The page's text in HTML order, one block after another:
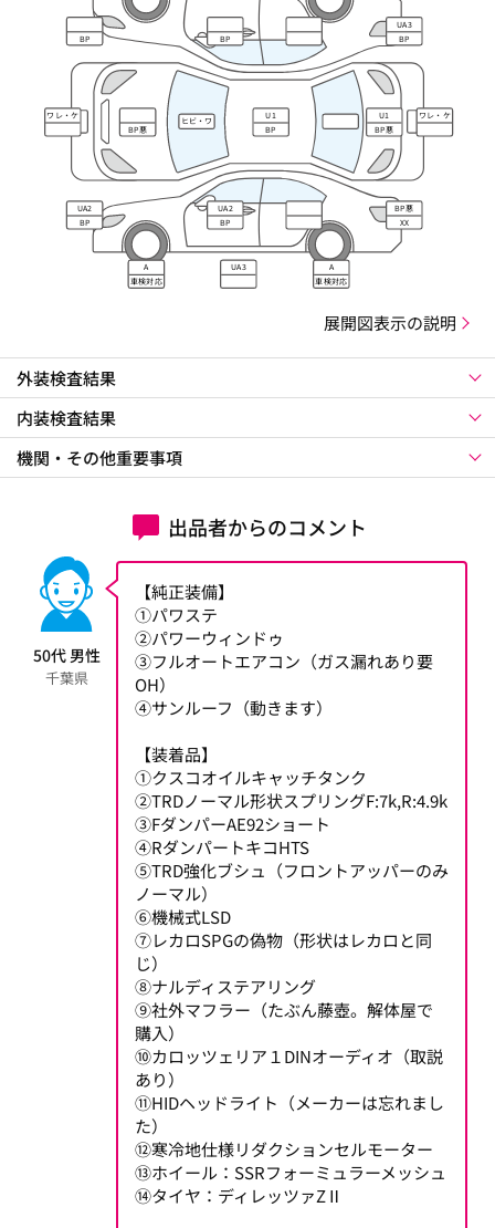
BP BP
UA3
BP
ワレ・ケ
ズレ BP悪
ヒビ・ワ
レ・キズ
U1
BP
U1
BP悪
ワレ・ケ
ズレ
UA2
BP
UA2
BP
BP悪
XX
A
車検対応
UA3
A
車検対応
展開図表示の説明
外装検査結果
内装検査結果
機関・その他重要事項
出品者からのコメント
50代 男性
千葉県
【純正装備】
①パワステ
②パワーウィンドゥ
③フルオートエアコン（ガス漏れあり要
OH）
④サンルーフ（動きます）
【装着品】
①クスコオイルキャッチタンク
②TRDノーマル形状スプリングF:7k,R:4.9k
③FダンパーAE92ショート
④RダンパートキコHTS
⑤TRD強化ブシュ（フロントアッパーのみ
ノーマル）
⑥機械式LSD
⑦レカロSPGの偽物（形状はレカロと同
じ）
⑧ナルディステアリング
⑨社外マフラー（たぶん藤壺。解体屋で
購入）
⑩カロッツェリア１DINオーディオ（取説
あり）
⑪HIDヘッドライト（メーカーは忘れまし
た）
⑫寒冷地仕様リダクションセルモーター
⑬ホイール：SSRフォーミュラーメッシュ
⑭タイヤ：ディレッツァZⅡ